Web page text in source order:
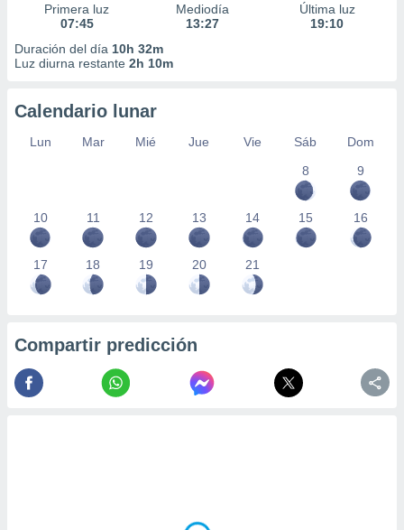
Primera luz
07:45
Mediodía
13:27
Última luz
19:10
Duración del día 10h 32m
Luz diurna restante 2h 10m
Calendario lunar
Lun Mar Mié Jue Vie Sáb
Dom
8
9
10 11 12 13 14 15 16
17 18 19 20 21
Compartir predicción